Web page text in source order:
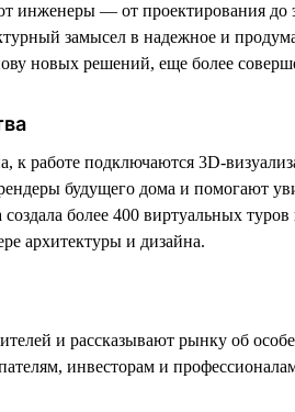
инженеры — от проектирования
замысел в надежное и
новых решений, еще более
к работе подключаются 3D-
будущего дома и помогают
более 400 виртуальных
архитектуры и дизайна.
и рассказывают рынку об
инвесторам и